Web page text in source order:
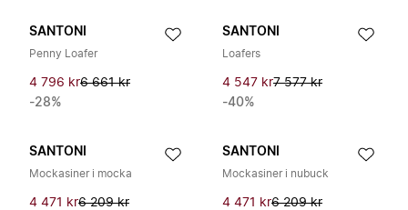
SANTONI
Penny Loafer
4 796 kr6 661 kr
-28%
SANTONI
Loafers
4 547 kr7 577 kr
-40%
SANTONI
Mockasiner i mocka
4 471 kr6 209 kr
SANTONI
Mockasiner i nubuck
4 471 kr6 209 kr